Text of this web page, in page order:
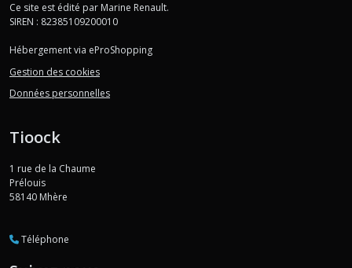
Ce site est édité par Marine Renault.
SIREN : 82385109200010
Hébergement via eProShopping
Gestion des cookies
Données personnelles
Tioock
1 rue de la Chaume
Prélouis
58140 Mhère
Téléphone